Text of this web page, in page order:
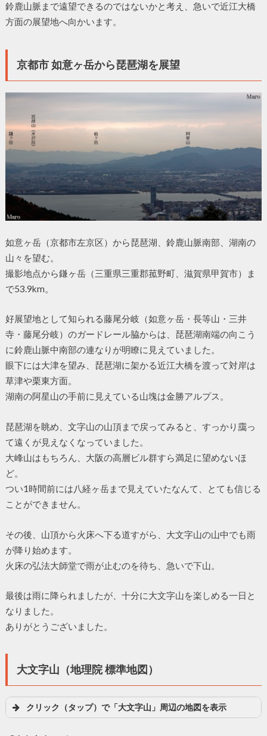
鈴鹿山脈まで遠望できるのではないかと考え、急いで近江大橋
方面の展望地へ向かいます。
京都市 如意ヶ岳から琵琶湖を展望
如意ヶ岳（京都市左京区）から琵琶湖、鈴鹿山脈南部、湖南の
山々を望む。
撮影地点から鎌ヶ岳（三重県三重郡菰野町、滋賀県甲賀市）ま
で53.9km。
好展望地として知られる藤尾分岐（如意ヶ岳・長等山・三井
寺・藤尾分岐）のガードレール脇からは、琵琶湖南端の向こう
に鈴鹿山脈中南部の連なりが明瞭に見えていました。
眼下には大津を望み、琵琶湖に架かる近江大橋を渡って対岸は
草津や栗東方面。
湖南の阿星山の手前に見えている山塊は金勝アルプス。
琵琶湖を眺め、文字山の山頂まで戻ってみると、すっかり靄っ
て遠くが見えなくなっていました。
大峰山はもちろん、大阪の高層ビル群すら満足に望めないほ
ど。
つい1時間前には八経ヶ岳まで見えていたなんて、とても信じる
ことができません。
その後、山頂から火床へ下る道すがら、大文字山の山中でも雨
が降り始めます。
火床の弘法大師堂で雨が止むのを待ち、急いで下山。
最後は雨に降られましたが、十分に大文字山を楽しめる一日と
なりました。
ありがとうございました。
大文字山（地理院 標準地図）
クリック（タップ）で「大文字山」周辺の地図を表示